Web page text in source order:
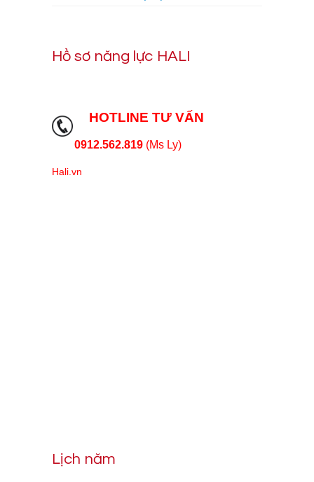
Hồ sơ năng lực HALI
HOTLINE TƯ VẤN
0912.562.819 (Ms Ly)
Hali.vn
Lịch năm